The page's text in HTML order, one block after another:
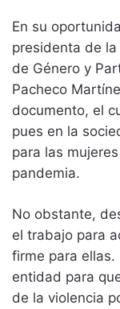
En su
presidenta de
de Género y
Pacheco
documento, el
pues en la
para las
pandemia.
No obstante,
el trabajo para
firme para ellas.
entidad para
de la violencia